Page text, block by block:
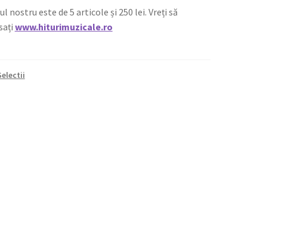
nostru este de 5 articole și 250 lei. Vreți să
www.hiturimuzicale.ro